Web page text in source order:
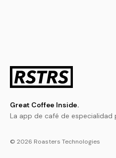
Great Coffee Inside.
La app de café de especialidad
© 2026 Roasters Technologies